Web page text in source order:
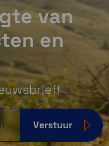
van
en
Verstuur